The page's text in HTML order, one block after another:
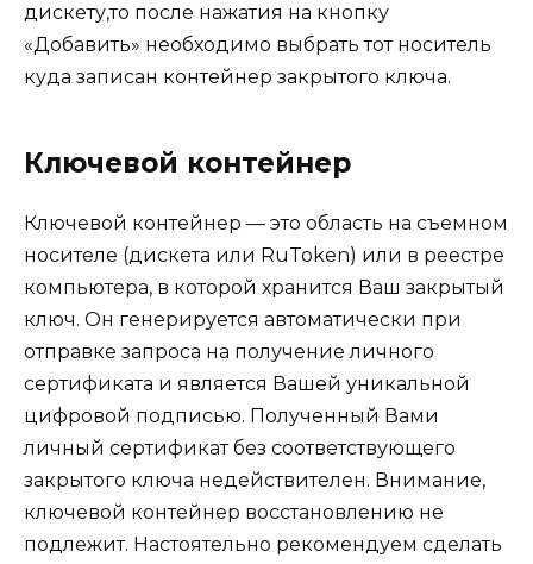
дискету,то после нажатия на кнопку
«Добавить» необходимо выбрать тот носитель
куда записан контейнер закрытого ключа.
Ключевой контейнер
Ключевой контейнер — это область на съемном
носителе (дискета или RuToken) или в реестре
компьютера, в которой хранится Ваш закрытый
ключ. Он генерируется автоматически при
отправке запроса на получение личного
сертификата и является Вашей уникальной
цифровой подписью. Полученный Вами
личный сертификат без соответствующего
закрытого ключа недействителен. Внимание,
ключевой контейнер восстановлению не
подлежит. Настоятельно рекомендуем сделать